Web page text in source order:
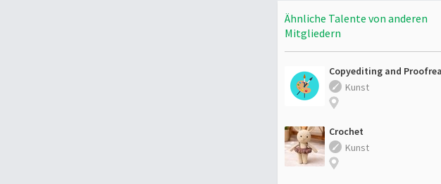
Ähnliche Talente von anderen
Mitgliedern
Copyediting and
Kunst
Crochet
Kunst